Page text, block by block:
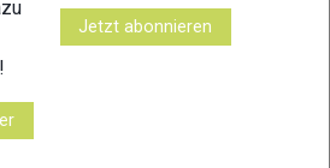
Mal, dass ich auf nationaler und
teilgenommen habe, und die
stark. Im Rennen habe ich mich
und konnte bei Kilometer 10
Es war ein sehr schönes
!
Jetzt abonnieren